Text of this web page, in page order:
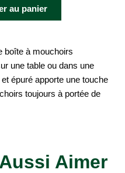
au panier
boîte à mouchoirs
une table ou dans une
épuré apporte une touche
toujours à portée de
Aimer